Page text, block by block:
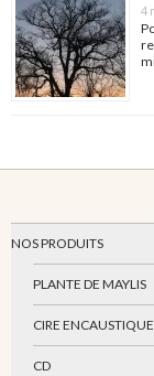
4
NOS PRODUITS
PLANTE DE MAYLIS
CIRE ENCAUSTIQUE
CD